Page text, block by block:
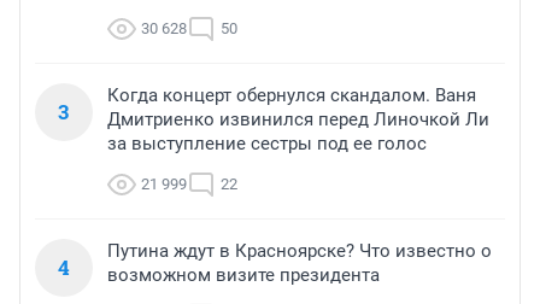
30 628 50
3
Когда концерт обернулся скандалом. Ваня
Дмитриенко извинился перед Линочкой Ли
за выступление сестры под ее голос
21 999 22
4
Путина ждут в Красноярске? Что известно о
возможном визите президента